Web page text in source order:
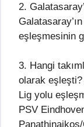
2.
eşleşmesinin
3. Hangi
olarak eşleşti?
Lig yolu
PSV